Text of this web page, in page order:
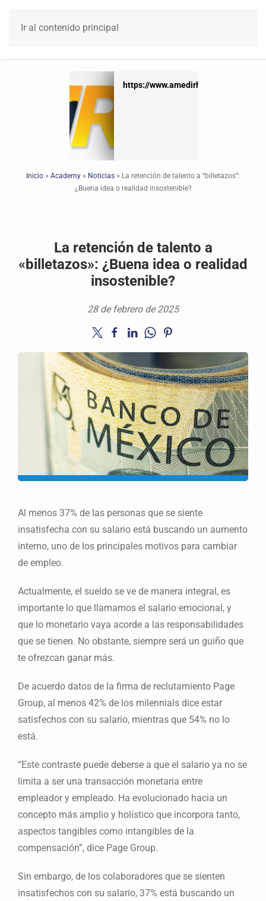
Ir al contenido principal
https://www.amedirh.com.mx
https://www.amedirh.com.mx
Inicio » Academy » Noticias » La retención de talento a “billetazos”:
¿Buena idea o realidad insostenible?
La retención de talento a
«billetazos»: ¿Buena idea o realidad
insostenible?
28 de febrero de 2025
Al menos 37% de las personas que se siente
insatisfecha con su salario está buscando un aumento
interno, uno de los principales motivos para cambiar
de empleo.
Actualmente, el sueldo se ve de manera integral, es
importante lo que llamamos el salario emocional, y
que lo monetario vaya acorde a las responsabilidades
que se tienen. No obstante, siempre será un guiño que
te ofrezcan ganar más.
De acuerdo datos de la firma de reclutamiento Page
Group, al menos 42% de los milennials dice estar
satisfechos con su salario, mientras que 54% no lo
está.
“Este contraste puede deberse a que el salario ya no se
limita a ser una transacción monetaria entre
empleador y empleado. Ha evolucionado hacia un
concepto más amplio y holístico que incorpora tanto,
aspectos tangibles como intangibles de la
compensación”, dice Page Group.
Sin embargo, de los colaboradores que se sienten
insatisfechos con su salario, 37% está buscando un